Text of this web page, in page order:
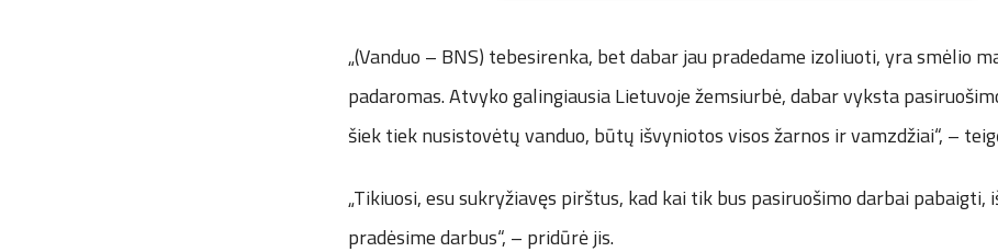
„(Vanduo – BNS) tebesirenka, bet dabar jau pradedame izoliuoti, yra smėlio
padaromas. Atvyko galingiausia Lietuvoje žemsiurbė, dabar vyksta
šiek tiek nusistovėtų vanduo, būtų išvyniotos visos žarnos ir vamzdžiai“, –
„Tikiuosi, esu sukryžiavęs pirštus, kad kai tik bus pasiruošimo darbai pabaigti,
pradėsime darbus“, – pridūrė jis.